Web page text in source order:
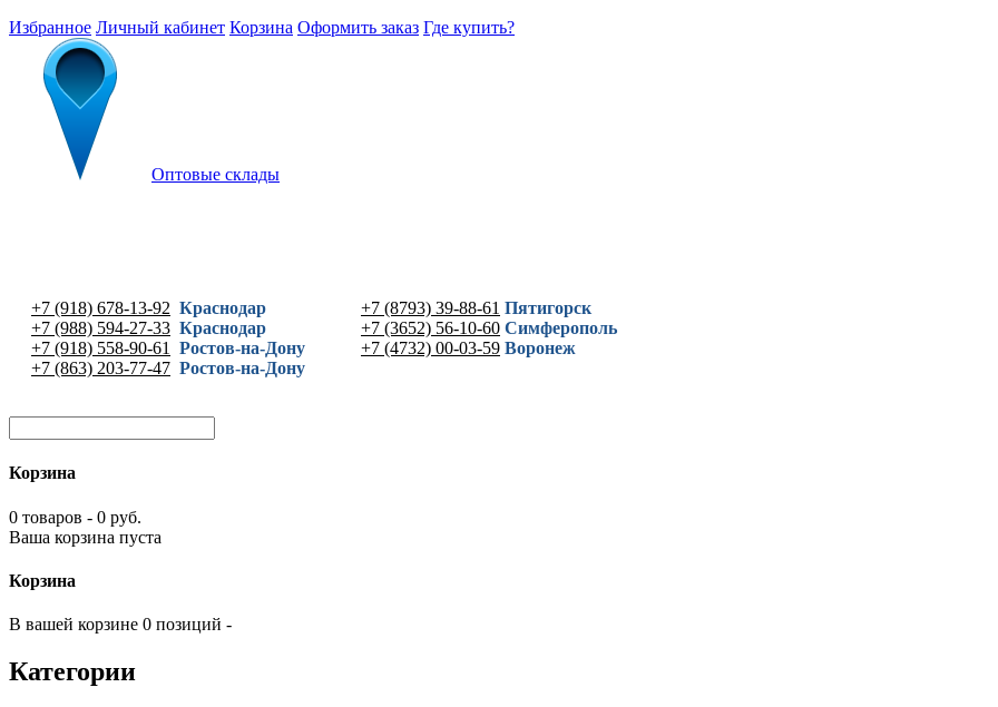
Избранное Личный кабинет Корзина Оформить заказ Где купить?
Оптовые склады
+7 (918) 678-13-92 Краснодар
+7 (988) 594-27-33 Краснодар
+7 (918) 558-90-61
Ростов-на-Дону
+7 (863) 203-77-47 Ростов-на-Дону
+7 (8793) 39-88-61 Пятигорск
+7 (3652) 56-10-60 Симферополь
+7 (4732) 00-03-59 Воронеж
Корзина
0 товаров - 0 руб.
Ваша корзина пуста
Корзина
В вашей корзине 0 позиций -
Категории